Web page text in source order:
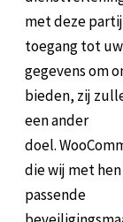
met deze
toegang tot uw
gegevens om
bieden, zij
een ander
doel.
die wij met
passende